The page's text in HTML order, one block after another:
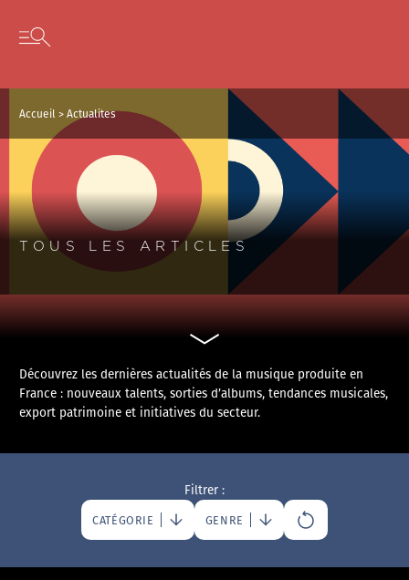
Skip to content
Open secondary menu
Accueil >Actualites
TOUS LES ARTICLES
Découvrez les dernières actualités de la musique produite en
France : nouveaux talents, sorties d’albums, tendances musicales,
export patrimoine et initiatives du secteur.
Filtrer :
CATÉGORIE GENRE